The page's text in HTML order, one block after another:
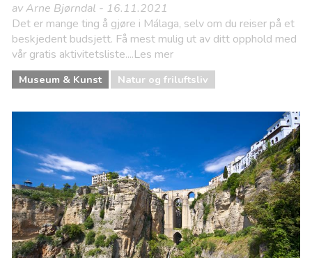
av Arne Bjørndal - 16.11.2021
Det er mange ting å gjøre i Málaga, selv om du reiser på et
beskjedent budsjett. Få mest mulig ut av ditt opphold med
vår gratis aktivitetsliste....Les mer
Museum & Kunst Natur og friluftsliv